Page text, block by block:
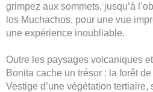
grimpez aux sommets, jusqu’à
los Muchachos, pour une vue
une expérience inoubliable.
Outre les paysages volcaniques
Bonita cache un trésor : la forêt
Vestige d’une végétation